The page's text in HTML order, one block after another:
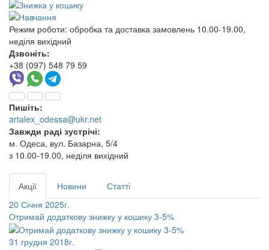
Режим роботи: обробка та доставка замовлень 10.00-19.00,
неділя вихідний
Дзвоніть:
+38 (097) 548 79 59
Пишіть:
artalex_odessa@ukr.net
Завжди раді зустрічі:
м. Одеса, вул. Базарна, 5/4
з 10.00-19.00, неділя вихідний
Акції Новини
Статті
20 Січня 2025г.
Отримай додаткову знижку у кошику 3-5%
31 грудня 2018г.